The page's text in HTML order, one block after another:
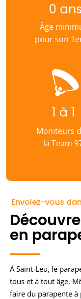
0
Âge
pour son
1 à 1
Moniteurs
la Team
Envolez-vous
en
À Saint-Leu, le
tous et à tout âge.
faire du parapente à